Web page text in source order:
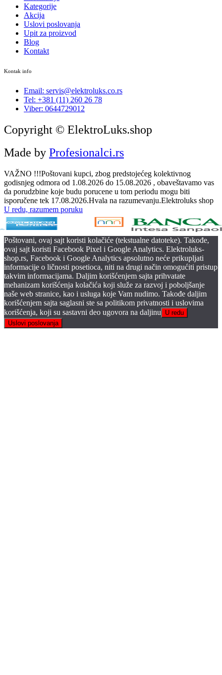
Kategorije
Akcija
Uslovi poslovanja
Upit za proizvod
Blog
Kontakt
Kontak info
Email: servis@elektroluks.co.rs
Tel: +381 (11) 260 26 78
Viber: 0644729012
Copyright © ElektroLuks.shop
Made by Profesionalci.rs
VAŽNO !!!Poštovani kupci, zbog predstojećeg kolektivnog
godisnjeg odmora od 1.08.2026 do 15.08.2026 , obaveštavamo vas
da porudzbine koje budu porucene u tom periodu mogu biti
isporučene tek 17.08.2026.Hvala na razumevanju.Elektroluks shop
U redu, razumem poruku
Poštovani, ovaj sajt koristi kolačiće (tekstualne datoteke). Takođe,
ovaj sajt koristi Facebook Pixel i Google Analytics. Elektroluks-
shop.rs, Facebook i Google Analytics apsolutno neće prikupljati
informacije o ličnosti posetioca, niti na drugi način omogućiti pristup
takvim informacijama. Daljim korišćenjem sajta prihvatate
mehanizam korišćenja kolačića koji služe za razvoj i poboljšanje
naše web stranice, kao i usluga koje Vam nudimo. Takođe daljim
korišćenjem sajta saglasni ste sa politikom privatnosti i uslovima
korišćenja, koji su sastavni deo ugovora na daljinu
U redu
Uslovi poslovanja